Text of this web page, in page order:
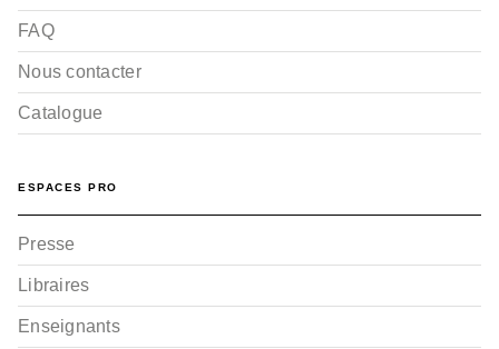
FAQ
Nous contacter
Catalogue
ESPACES PRO
Presse
Libraires
Enseignants